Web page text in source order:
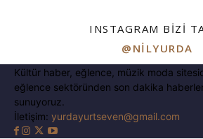
INSTAGRAM BIZI
@NILYURDA
Kültür haber, eğlence, müzik moda
eğlence sektöründen son dakika
sunuyoruz.
İletişim: yurdayurtseven@gmail.com